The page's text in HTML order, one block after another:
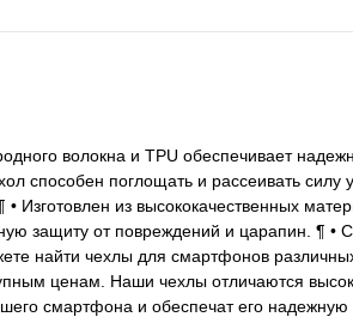
волокна и TPU обеспечивает
способен поглощать и рассеивать силу
Изготовлен из высококачественных
защиту от повреждений и царапин. ¶ •
найти чехлы для смартфонов
ценам. Наши чехлы отличаются
смартфона и обеспечат его надежную